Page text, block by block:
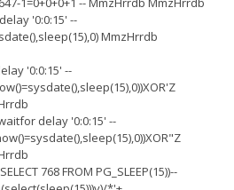
'0:0:15' --
MmzHrrdb
'0:0:15' --
delay '0:0:15' --
768 FROM PG_SLEEP(15))--